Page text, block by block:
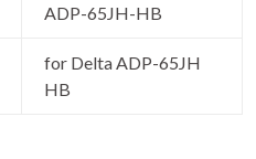
ADP-65JH-HB
for Delta ADP-65JH
HB